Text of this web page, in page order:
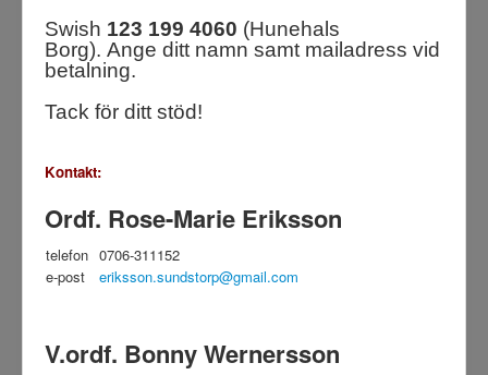
Swish 123 199 4060 (Hunehals
Borg). Ange ditt namn samt mailadress vid
betalning.
Tack för ditt stöd!
Kontakt:
Ordf. Rose-Marie Eriksson
telefon 0706-311152
e-post
eriksson.sundstorp@gmail.com
V.ordf. Bonny Wernersson